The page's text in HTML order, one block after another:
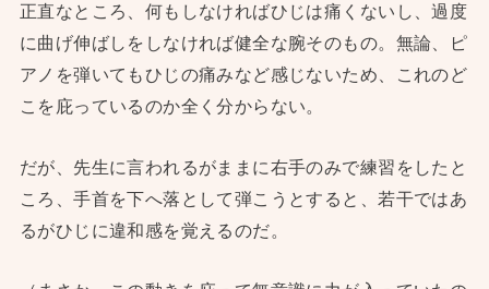
正直なところ、何もしなければひじは痛くないし、過度
に曲げ伸ばしをしなければ健全な腕そのもの。無論、ピ
アノを弾いてもひじの痛みなど感じないため、これのど
こを庇っているのか全く分からない。
だが、先生に言われるがままに右手のみで練習をしたと
ころ、手首を下へ落として弾こうとすると、若干ではあ
るがひじに違和感を覚えるのだ。